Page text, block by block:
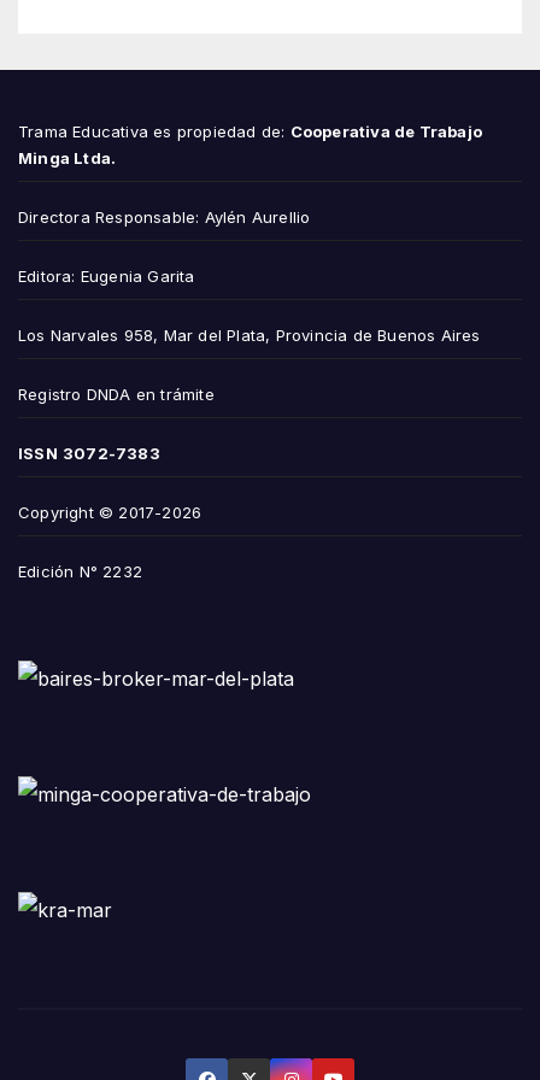
Trama Educativa es propiedad de: Cooperativa de Trabajo
Minga Ltda.
Directora Responsable: Aylén Aurellio
Editora: Eugenia Garita
Los Narvales 958, Mar del Plata, Provincia de Buenos Aires
Registro DNDA en trámite
ISSN 3072-7383
Copyright © 2017-2026
Edición N° 2232